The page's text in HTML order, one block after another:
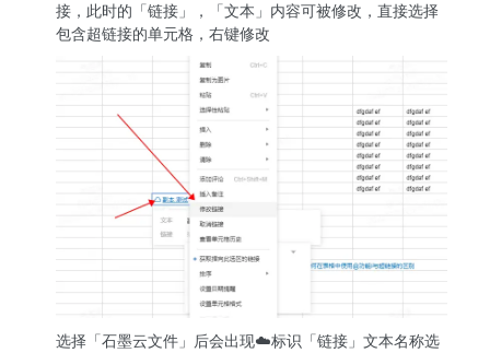
接，此时的「链接」，「文本」内容可被修改，直接选择
包含超链接的单元格，右键修改
选择「石墨云文件」后会出现☁️标识「链接」文本名称选